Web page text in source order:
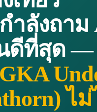
ำลังถา
ดีที่สุด —
ไ